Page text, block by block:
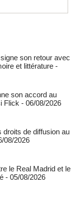
son retour avec
et littérature -
son accord au
Flick - 06/08/2026
droits de diffusion au
08/2026
le Real Madrid et le
- 05/08/2026